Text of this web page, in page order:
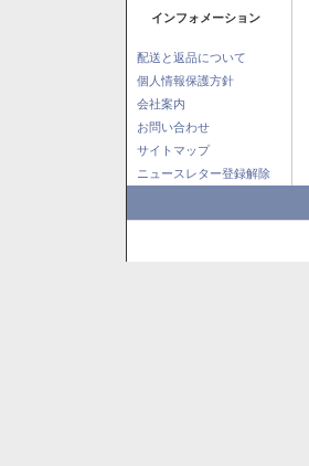
インフォメーション
配送と返品について
個人情報保護方針
会社案内
お問い合わせ
サイトマップ
ニュースレター登録解除